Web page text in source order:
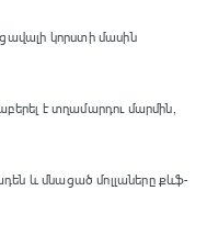
կորստի մասին
է տղամարդու մարմին,
և մնացած մոլլաները քևֆ-